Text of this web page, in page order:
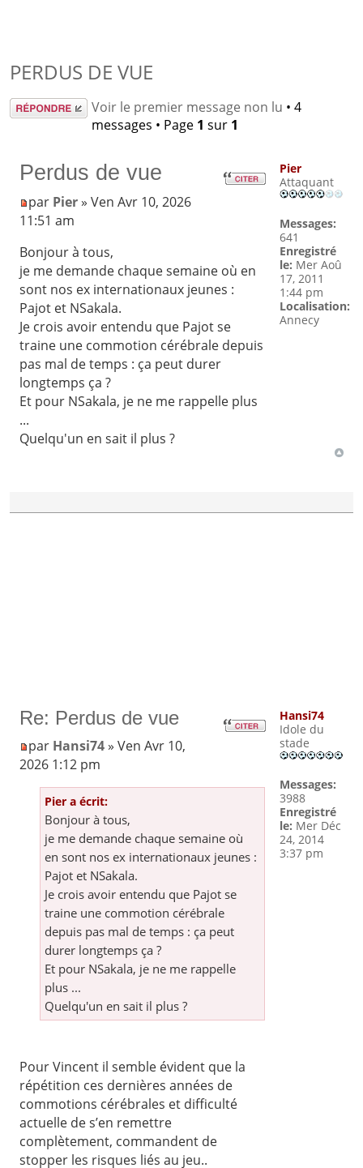
PERDUS DE VUE
Répondre Voir le premier message non lu • 4
messages • Page 1 sur 1
Perdus de vue
par Pier» Ven Avr 10, 2026
11:51 am
Bonjour à tous,
je me demande chaque semaine où en
sont nos ex internationaux jeunes :
Pajot et NSakala.
Je crois avoir entendu que Pajot se
traine une commotion cérébrale depuis
pas mal de temps : ça peut durer
longtemps ça ?
Et pour NSakala, je ne me rappelle plus
...
Quelqu'un en sait il plus ?
Pier
Attaquant
Messages:
641
Enregistré
le: Mer Aoû
17, 2011
1:44 pm
Localisation:
Annecy
Re: Perdus de vue
par Hansi74» Ven Avr 10,
2026 1:12 pm
Pier a écrit:
Bonjour à tous,
je me demande chaque semaine où
en sont nos ex internationaux jeunes :
Pajot et NSakala.
Je crois avoir entendu que Pajot se
traine une commotion cérébrale
depuis pas mal de temps : ça peut
durer longtemps ça ?
Et pour NSakala, je ne me rappelle
plus ...
Quelqu'un en sait il plus ?
Pour Vincent il semble évident que la
répétition ces dernières années de
commotions cérébrales et difficulté
actuelle de s’en remettre
complètement, commandent de
stopper les risques liés au jeu..
Hansi74
Idole du
stade
Messages:
3988
Enregistré
le: Mer Déc
24, 2014
3:37 pm